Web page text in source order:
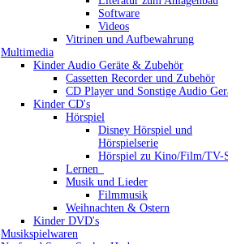
Software
Videos
Vitrinen und Aufbewahrung
Multimedia
Kinder Audio Geräte & Zubehör
Cassetten Recorder und Zubehör
CD Player und Sonstige Audio
Kinder CD's
Hörspiel
Disney Hörspiel und
Hörspielserie
Hörspiel zu Kino/Film/TV-
Lernen_
Musik und Lieder
Filmmusik
Weihnachten & Ostern
Kinder DVD's
Musikspielwaren